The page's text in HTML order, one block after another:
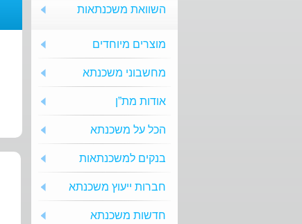
השוואת משכנתאות
מוצרים מיוחדים
מחשבוני משכנתא
אודות מת”ן
הכל על משכנתא
בנקים למשכנתאות
חברות ייעוץ משכנתא
חדשות משכנתא